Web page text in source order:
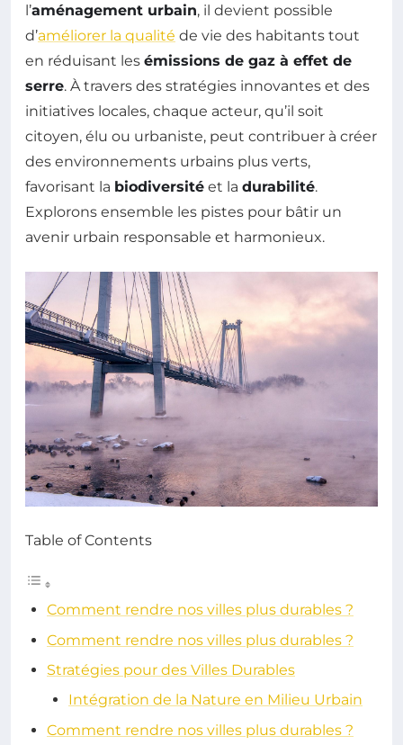
l’aménagement urbain, il devient possible
d’améliorer la qualité de vie des habitants tout
en réduisant les émissions de gaz à effet de
serre. À travers des stratégies innovantes et des
initiatives locales, chaque acteur, qu’il soit
citoyen, élu ou urbaniste, peut contribuer à créer
des environnements urbains plus verts,
favorisant la biodiversité et la durabilité.
Explorons ensemble les pistes pour bâtir un
avenir urbain responsable et harmonieux.
Table of Contents
Comment rendre nos villes plus durables ?
Comment rendre nos villes plus durables ?
Stratégies pour des Villes Durables
Intégration de la Nature en Milieu Urbain
Comment rendre nos villes plus durables ?